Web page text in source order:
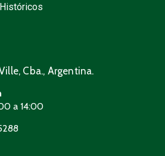
Cba., Argentina.
a 14:00